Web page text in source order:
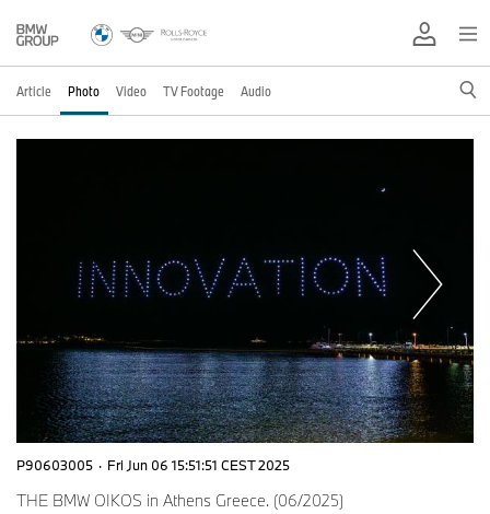
Article Photo Video TV Footage Audio
P90603005 · Fri Jun 06 15:51:51 CEST 2025
THE BMW OIKOS in Athens Greece. (06/2025)